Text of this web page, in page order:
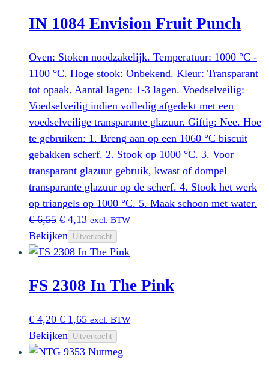
IN 1084 Envision Fruit Punch
Oven: Stoken noodzakelijk. Temperatuur: 1000 °C -
1100 °C. Hoge stook: Onbekend. Kleur: Transparant
tot opaak. Aantal lagen: 1-3 lagen. Voedselveilig:
Voedselveilig indien volledig afgedekt met een
voedselveilige transparante glazuur. Giftig: Nee. Hoe
te gebruiken: 1. Breng aan op een 1060 °C biscuit
gebakken scherf. 2. Stook op 1000 °C. 3. Voor
transparant glazuur gebruik, kwast of dompel
transparante glazuur op de scherf. 4. Stook het werk
op triangels op 1000 °C. 5. Maak schoon met water.
€6,55 Oorspronkelijke
prijs
was:
€ 4,13Huidige
prijs
is:
excl. BTW
Bekijken Uitverkocht
FS 2308 In The Pink
€4,20 Oorspronkelijke
prijs
was:
€ 1,65Huidige
prijs
is:
excl. BTW
Bekijken Uitverkocht